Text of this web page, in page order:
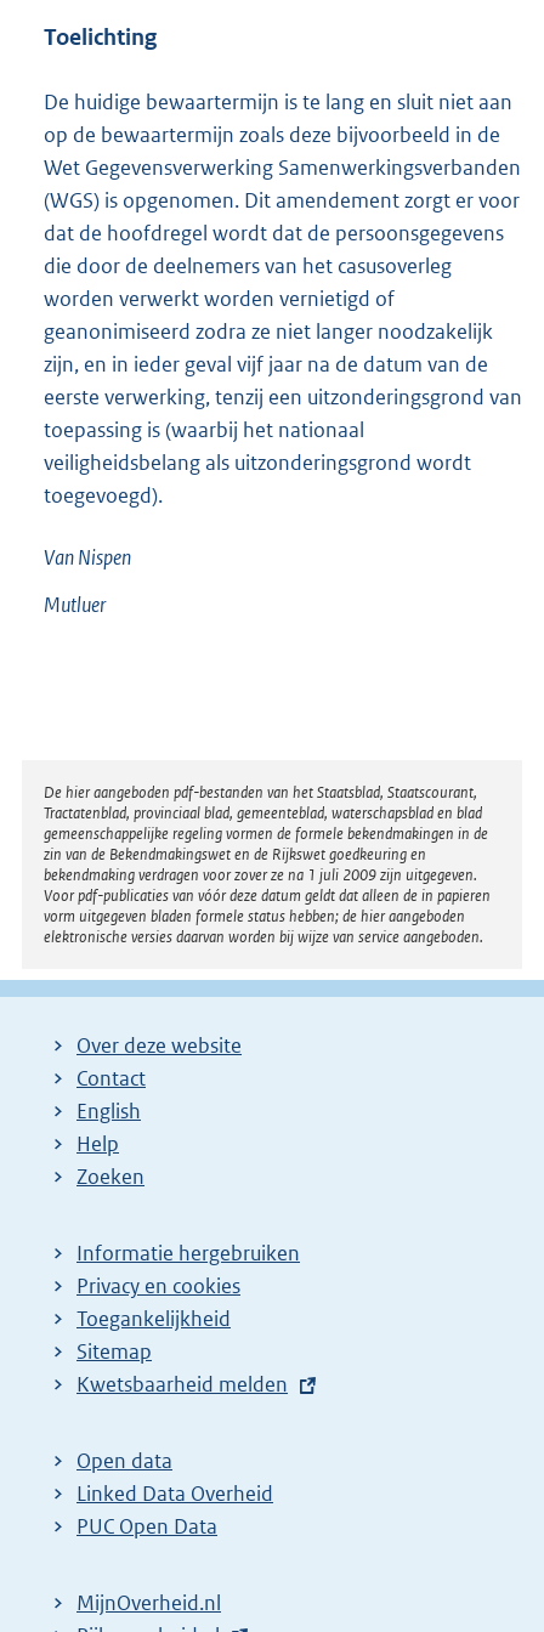
Toelichting
De huidige bewaartermijn is te lang en sluit niet aan
op de bewaartermijn zoals deze bijvoorbeeld in de
Wet Gegevensverwerking Samenwerkingsverbanden
(WGS) is opgenomen. Dit amendement zorgt er voor
dat de hoofdregel wordt dat de persoonsgegevens
die door de deelnemers van het casusoverleg
worden verwerkt worden vernietigd of
geanonimiseerd zodra ze niet langer noodzakelijk
zijn, en in ieder geval vijf jaar na de datum van de
eerste verwerking, tenzij een uitzonderingsgrond van
toepassing is (waarbij het nationaal
veiligheidsbelang als uitzonderingsgrond wordt
toegevoegd).
Van Nispen
Mutluer
Disclaimer
De hier aangeboden pdf-bestanden van het Staatsblad, Staatscourant,
Tractatenblad, provinciaal blad, gemeenteblad, waterschapsblad en blad
gemeenschappelijke regeling vormen de formele bekendmakingen in de
zin van de Bekendmakingswet en de Rijkswet goedkeuring en
bekendmaking verdragen voor zover ze na 1 juli 2009 zijn uitgegeven.
Voor pdf-publicaties van vóór deze datum geldt dat alleen de in papieren
vorm uitgegeven bladen formele status hebben; de hier aangeboden
elektronische versies daarvan worden bij wijze van service aangeboden.
Over deze website
Contact
English
Help
Zoeken
Informatie hergebruiken
Privacy en cookies
Toegankelijkheid
Sitemap
E
t
e
r
l
Kwetsbaarheid melden
Open data
Linked Data Overheid
PUC Open Data
MijnOverheid.nl